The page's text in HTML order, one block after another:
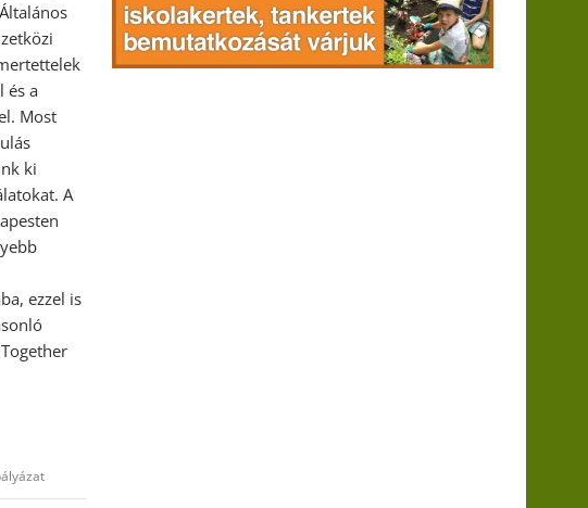
és a
Most
ki
A
ezzel is